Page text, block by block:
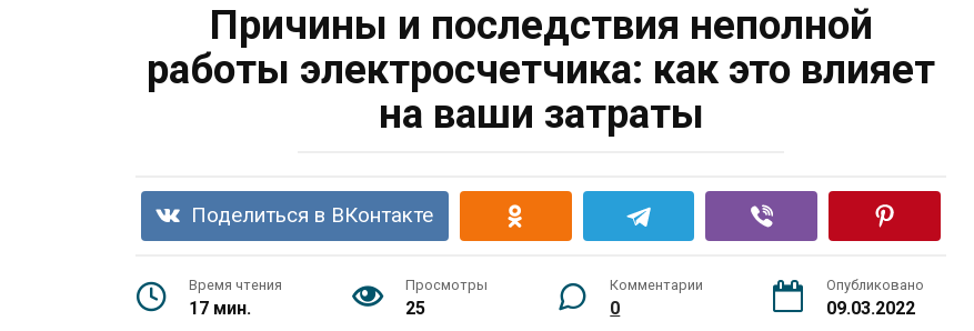
Причины и последствия неполной
работы электросчетчика: как это влияет
на ваши затраты
Поделиться в ВКонтакте
Время чтения
17 мин.
Просмотры
25
Комментарии
0
Опубликовано
09.03.2022